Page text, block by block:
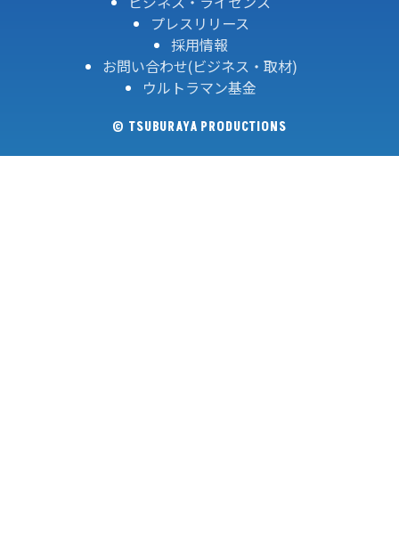
プレスリリース
採用情報
お問い合わせ(ビジネス・取材)
ウルトラマン基金
© TSUBURAYA PRODUCTIONS